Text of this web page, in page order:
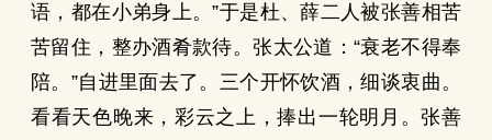
语，都在小弟身上。”于是杜、薛二人被张善相苦
苦留住，整办酒肴款待。张太公道：“衰老不得奉
陪。”自进里面去了。三个开怀饮酒，细谈衷曲。
看看天色晚来，彩云之上，捧出一轮明月。张善